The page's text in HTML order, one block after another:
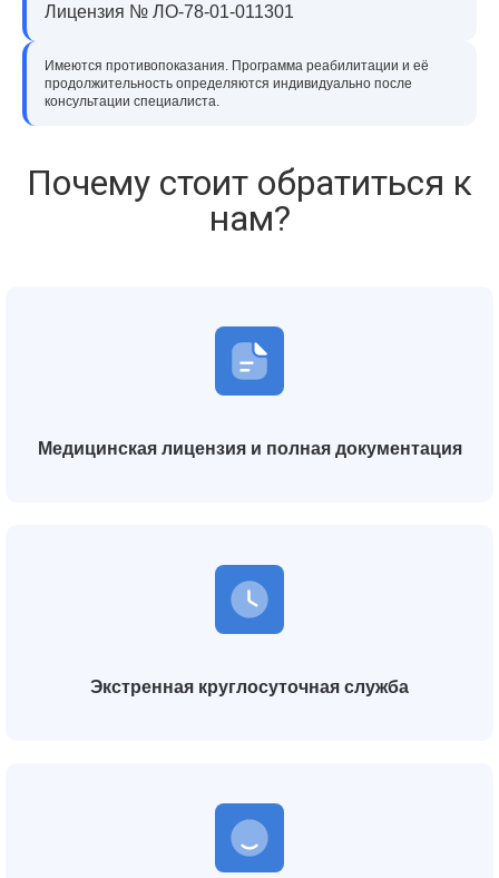
Лицензия № ЛО-78-01-011301
Имеются противопоказания. Программа реабилитации и её
продолжительность определяются индивидуально после
консультации специалиста.
Почему стоит обратиться к
нам?
Медицинская лицензия и полная документация
Экстренная круглосуточная служба